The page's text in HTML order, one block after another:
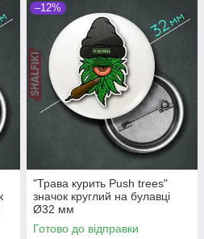
–12%
"Трава курить Push trees"
значок круглий на булавці
Ø32 мм
Готово до відправки